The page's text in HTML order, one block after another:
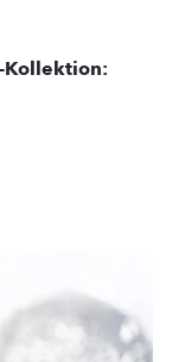
Kollektion: